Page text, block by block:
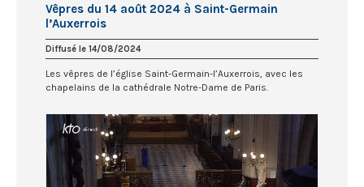
Vêpres du 14 août 2024 à Saint-Germain
l’Auxerrois
Diffusé le 14/08/2024
Les vêpres de l’église Saint-Germain-l’Auxerrois, avec les
chapelains de la cathédrale Notre-Dame de Paris.